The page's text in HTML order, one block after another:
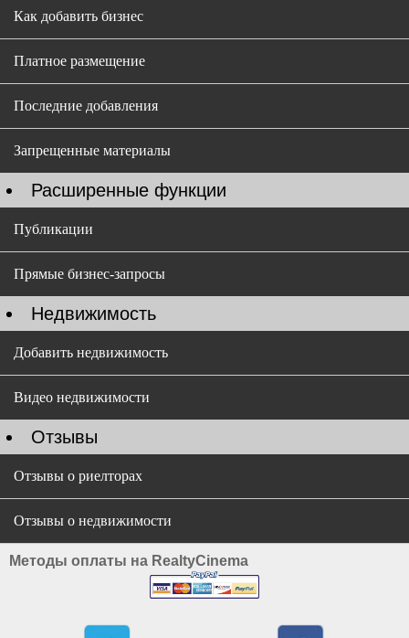
Как добавить бизнес
Платное размещение
Последние добавления
Запрещенные материалы
Расширенные функции
Публикации
Прямые бизнес-запросы
Недвижимость
Добавить недвижимость
Видео недвижимости
Отзывы
Отзывы о риелторах
Отзывы о недвижимости
Методы оплаты на RealtyCinema